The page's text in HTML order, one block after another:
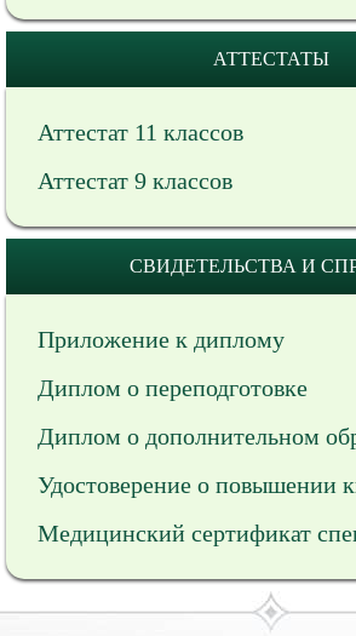
АТТЕСТАТЫ
Аттестат 11 классов
Аттестат 9 классов
СВИДЕТЕЛЬСТВА И
Приложение к диплому
Диплом о переподготовке
Диплом о дополнительном
Удостоверение о повышении
Медицинский сертификат